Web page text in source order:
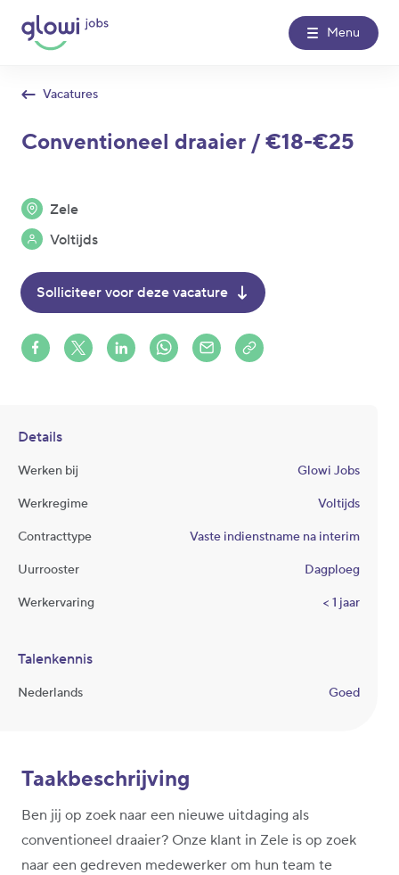
Menu
Glowi Glowi Jobs Het Poetsbureau
Nieuws
Vacatures
Conventioneel draaier / €18-€25
Share on Facebook
Share on X (formerly Twitter)
Share on LinkedIn
Share via Whatsapp
Share via MailCopy to clipboard
Zele
Voltijds
Solliciteer voor deze vacature
Details
Werken bij Glowi Jobs
Werkregime Voltijds
Contracttype Vaste indienstname na interim
Uurrooster Dagploeg
Werkervaring < 1 jaar
Talenkennis
Nederlands Goed
Taakbeschrijving
Ben jij op zoek naar een nieuwe uitdaging als
conventioneel draaier? Onze klant in Zele is op zoek
naar een gedreven medewerker om hun team te